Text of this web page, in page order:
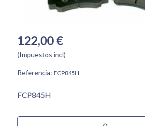
122,00 €
(Impuestos incl)
Referencia: FCP845H
FCP845H